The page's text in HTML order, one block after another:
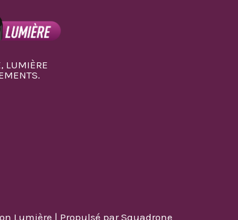
LUMIÈRE
Lumière | Propulsé par Squadrone